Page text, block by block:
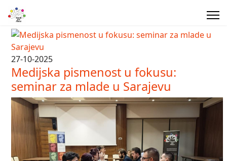
27-10-2025
Medijska pismenost u fokusu:
seminar za mlade u Sarajevu